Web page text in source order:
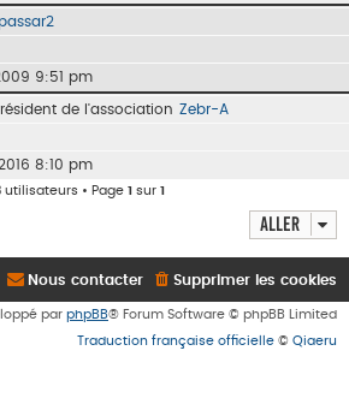
h
passar2
9:51 pm
de l'association Zebr-A
8:10 pm
utilisateurs • Page 1 sur 1
Aller
Supprimer les cookies
Nous contacter
par phpBB® Forum Software © phpBB Limited
Traduction française officielle © Qiaeru